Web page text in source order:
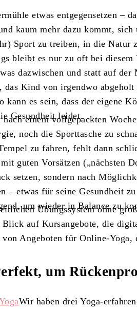
etwas entgegensetzen –
kaum mehr dazu kommt,
Sport zu treiben, in die Natur
bleibt es nur zu oft bei
dazwischen und statt auf der
das Kind von irgendwo
kann es sein, dass der eigene
Gesundheit leidet.
einem vollgepackten
noch die Sporttasche zu
zu fahren, fehlt dann
guten Vorsätzen („nächsten
setzen, sondern nach
– etwas für seine Gesundheit
um wieder in Balance zu
Übungssystem ohne
auf Kursangebote, die
von Angeboten für Online-
um
Wir haben drei Yoga-